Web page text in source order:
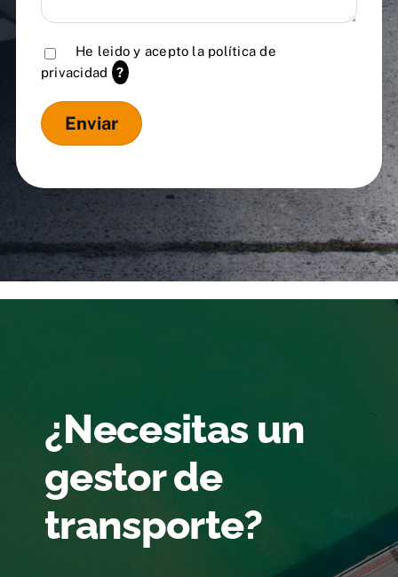
He leido y acepto la política de
privacidad
?
¿Necesitas un
gestor de
transporte?